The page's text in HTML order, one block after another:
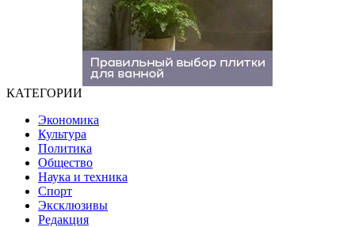
КАТЕГОРИИ
Экономика
Культура
Политика
Общество
Наука и техника
Спорт
Эксклюзивы
Редакция